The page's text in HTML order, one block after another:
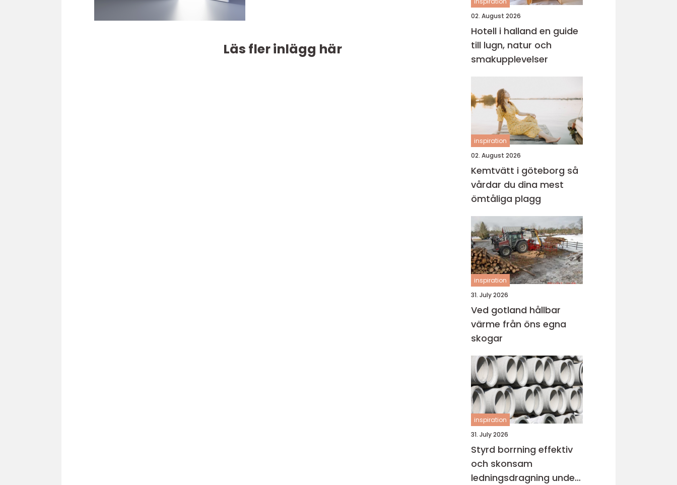
Läs fler inlägg här
02. August 2026
Hotell i halland en guide
till lugn, natur och
smakupplevelser
inspiration
02. August 2026
Kemtvätt i göteborg så
vårdar du dina mest
ömtåliga plagg
inspiration
31. July 2026
Ved gotland hållbar
värme från öns egna
skogar
inspiration
31. July 2026
Styrd borrning effektiv
och skonsam
ledningsdragning under